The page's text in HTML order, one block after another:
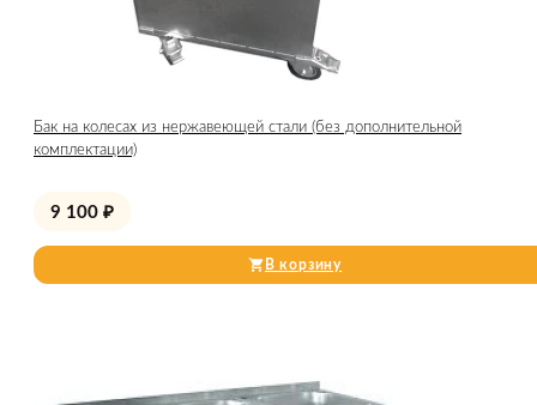
Бак на колесах из нержавеющей стали (без дополнительной
комплектации)
9 100 ₽
В корзину